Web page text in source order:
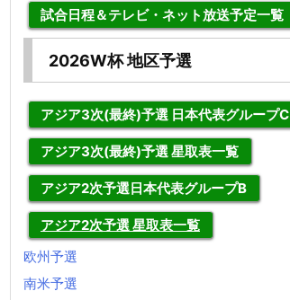
試合日程＆テレビ・ネット放送予定一覧
2026W杯 地区予選
アジア3次(最終)予選 日本代表グループC
アジア3次(最終)予選 星取表一覧
アジア2次予選日本代表グループB
アジア2次予選 星取表一覧
欧州予選
南米予選